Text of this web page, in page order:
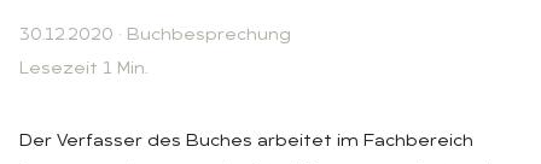
30.12.2020 · Buchbesprechung
Lesezeit 1 Min.
Der Verfasser des Buches arbeitet im Fachbereich